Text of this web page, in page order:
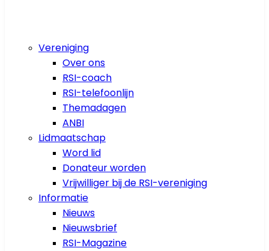
Vereniging
Over ons
RSI-coach
RSI-telefoonlijn
Themadagen
ANBI
Lidmaatschap
Word lid
Donateur worden
Vrijwilliger bij de RSI-vereniging
Informatie
Nieuws
Nieuwsbrief
RSI-Magazine